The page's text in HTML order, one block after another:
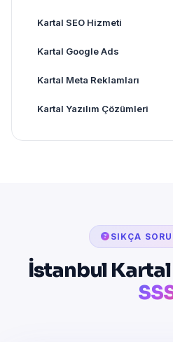
Kartal SEO Hizmeti
Kartal Google Ads
Kartal Meta Reklamları
Kartal Yazılım Çözümleri
SIKÇA
İstanbul